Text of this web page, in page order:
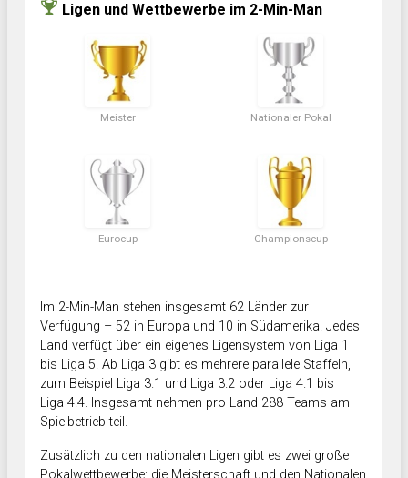
Ligen und Wettbewerbe im 2-Min-Man
Meister Nationaler Pokal
Eurocup Championscup
Im 2-Min-Man stehen insgesamt 62 Länder zur
Verfügung – 52 in Europa und 10 in Südamerika. Jedes
Land verfügt über ein eigenes Ligensystem von Liga 1
bis Liga 5. Ab Liga 3 gibt es mehrere parallele Staffeln,
zum Beispiel Liga 3.1 und Liga 3.2 oder Liga 4.1 bis
Liga 4.4. Insgesamt nehmen pro Land 288 Teams am
Spielbetrieb teil.
Zusätzlich zu den nationalen Ligen gibt es zwei große